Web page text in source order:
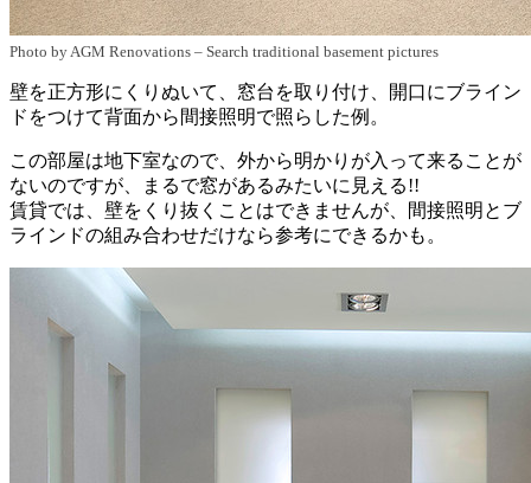
Photo by AGM Renovations – Search traditional basement pictures
壁を正方形にくりぬいて、窓台を取り付け、開口にブライン
ドをつけて背面から間接照明で照らした例。
この部屋は地下室なので、外から明かりが入って来ることが
ないのですが、まるで窓があるみたいに見える!!
賃貸では、壁をくり抜くことはできませんが、間接照明とブ
ラインドの組み合わせだけなら参考にできるかも。